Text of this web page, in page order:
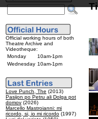
Official working hours of both
Theatre Archive and
Videotheque:
Monday
10am-1pm
Wednesday 10am-1pm
Love Punch, The (2013)
Pasijon po Petru ali Dolga pot
domov (2026)
Marcello Mastroianni: mi
ricordo, si, io mi ricordo (1997)